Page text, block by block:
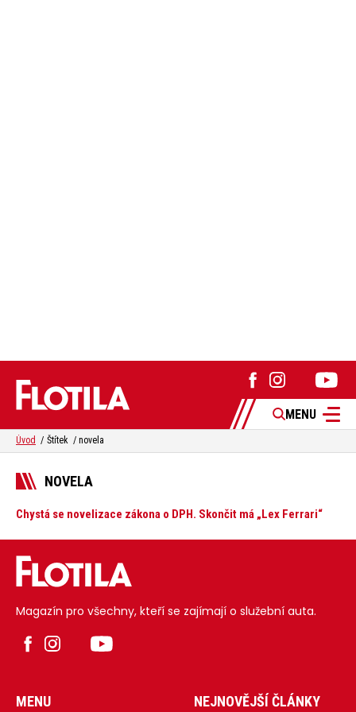
MENU
Úvod Štítek novela
NOVELA
Chystá se novelizace zákona o DPH. Skončit má „Lex Ferrari“
Magazín pro všechny, kteří se zajímají o služební auta.
MENU NEJNOVĚJŠÍ ČLÁNKY